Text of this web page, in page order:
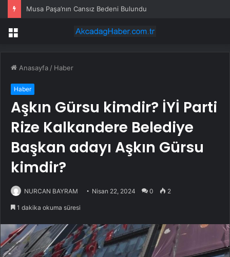
Musa Paşa’nın Cansız Bedeni Bulundu
Menü
Anasayfa / Haber
Haber
Aşkın Gürsu kimdir? İYİ Parti
Rize Kalkandere Belediye
Başkan adayı Aşkın Gürsu
kimdir?
NURCAN BAYRAM Nisan 22, 2024 0 2
1 dakika okuma süresi